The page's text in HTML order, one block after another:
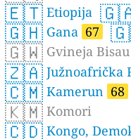
🇪🇹 Etiopija
🇬🇭 Gana 67
🇬🇼 Gvineja Bisau
🇿🇦 Južnoafrička
🇨🇲 Kamerun 68
🇰🇲 Komori
🇨🇩 Kongo,